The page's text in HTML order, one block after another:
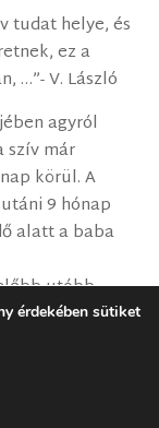
tudat helye, és
ez a
…”- V. László
agyról
szív már
körül. A
9 hónap
alatt a baba
utóbb.
érdekében sütiket